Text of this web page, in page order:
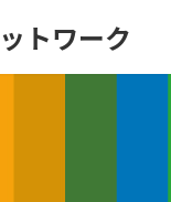
トワーク